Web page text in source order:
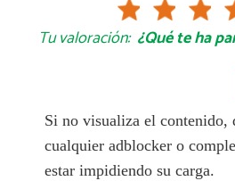
Tu valoración: ¿Qué te ha
Si no visualiza el contenido,
cualquier adblocker o
estar impidiendo su carga.